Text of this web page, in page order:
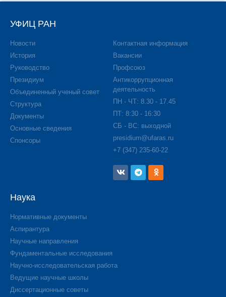
УФИЦ РАН
Новости
История
Руководство
Президиум
Объединенный ученый совет
Структура
Документы
Основные сведения
Спонсоры
Контактная информация
Вакансии
Профсоюз
Антикоррупционная
деятельность
ПН - ЧТ: 8.30 - 17.45
ПТ: 8:30 - 16:30
СБ - ВС: выходной
presidium@ufaras.ru
+7 (347) 235-60-22
Наука
Нормативные документы
Аспирантура
Научные направления
Фундаментальные исследования
Научно-исследовательская работа
Ведущие научные школы
Диссертационные советы